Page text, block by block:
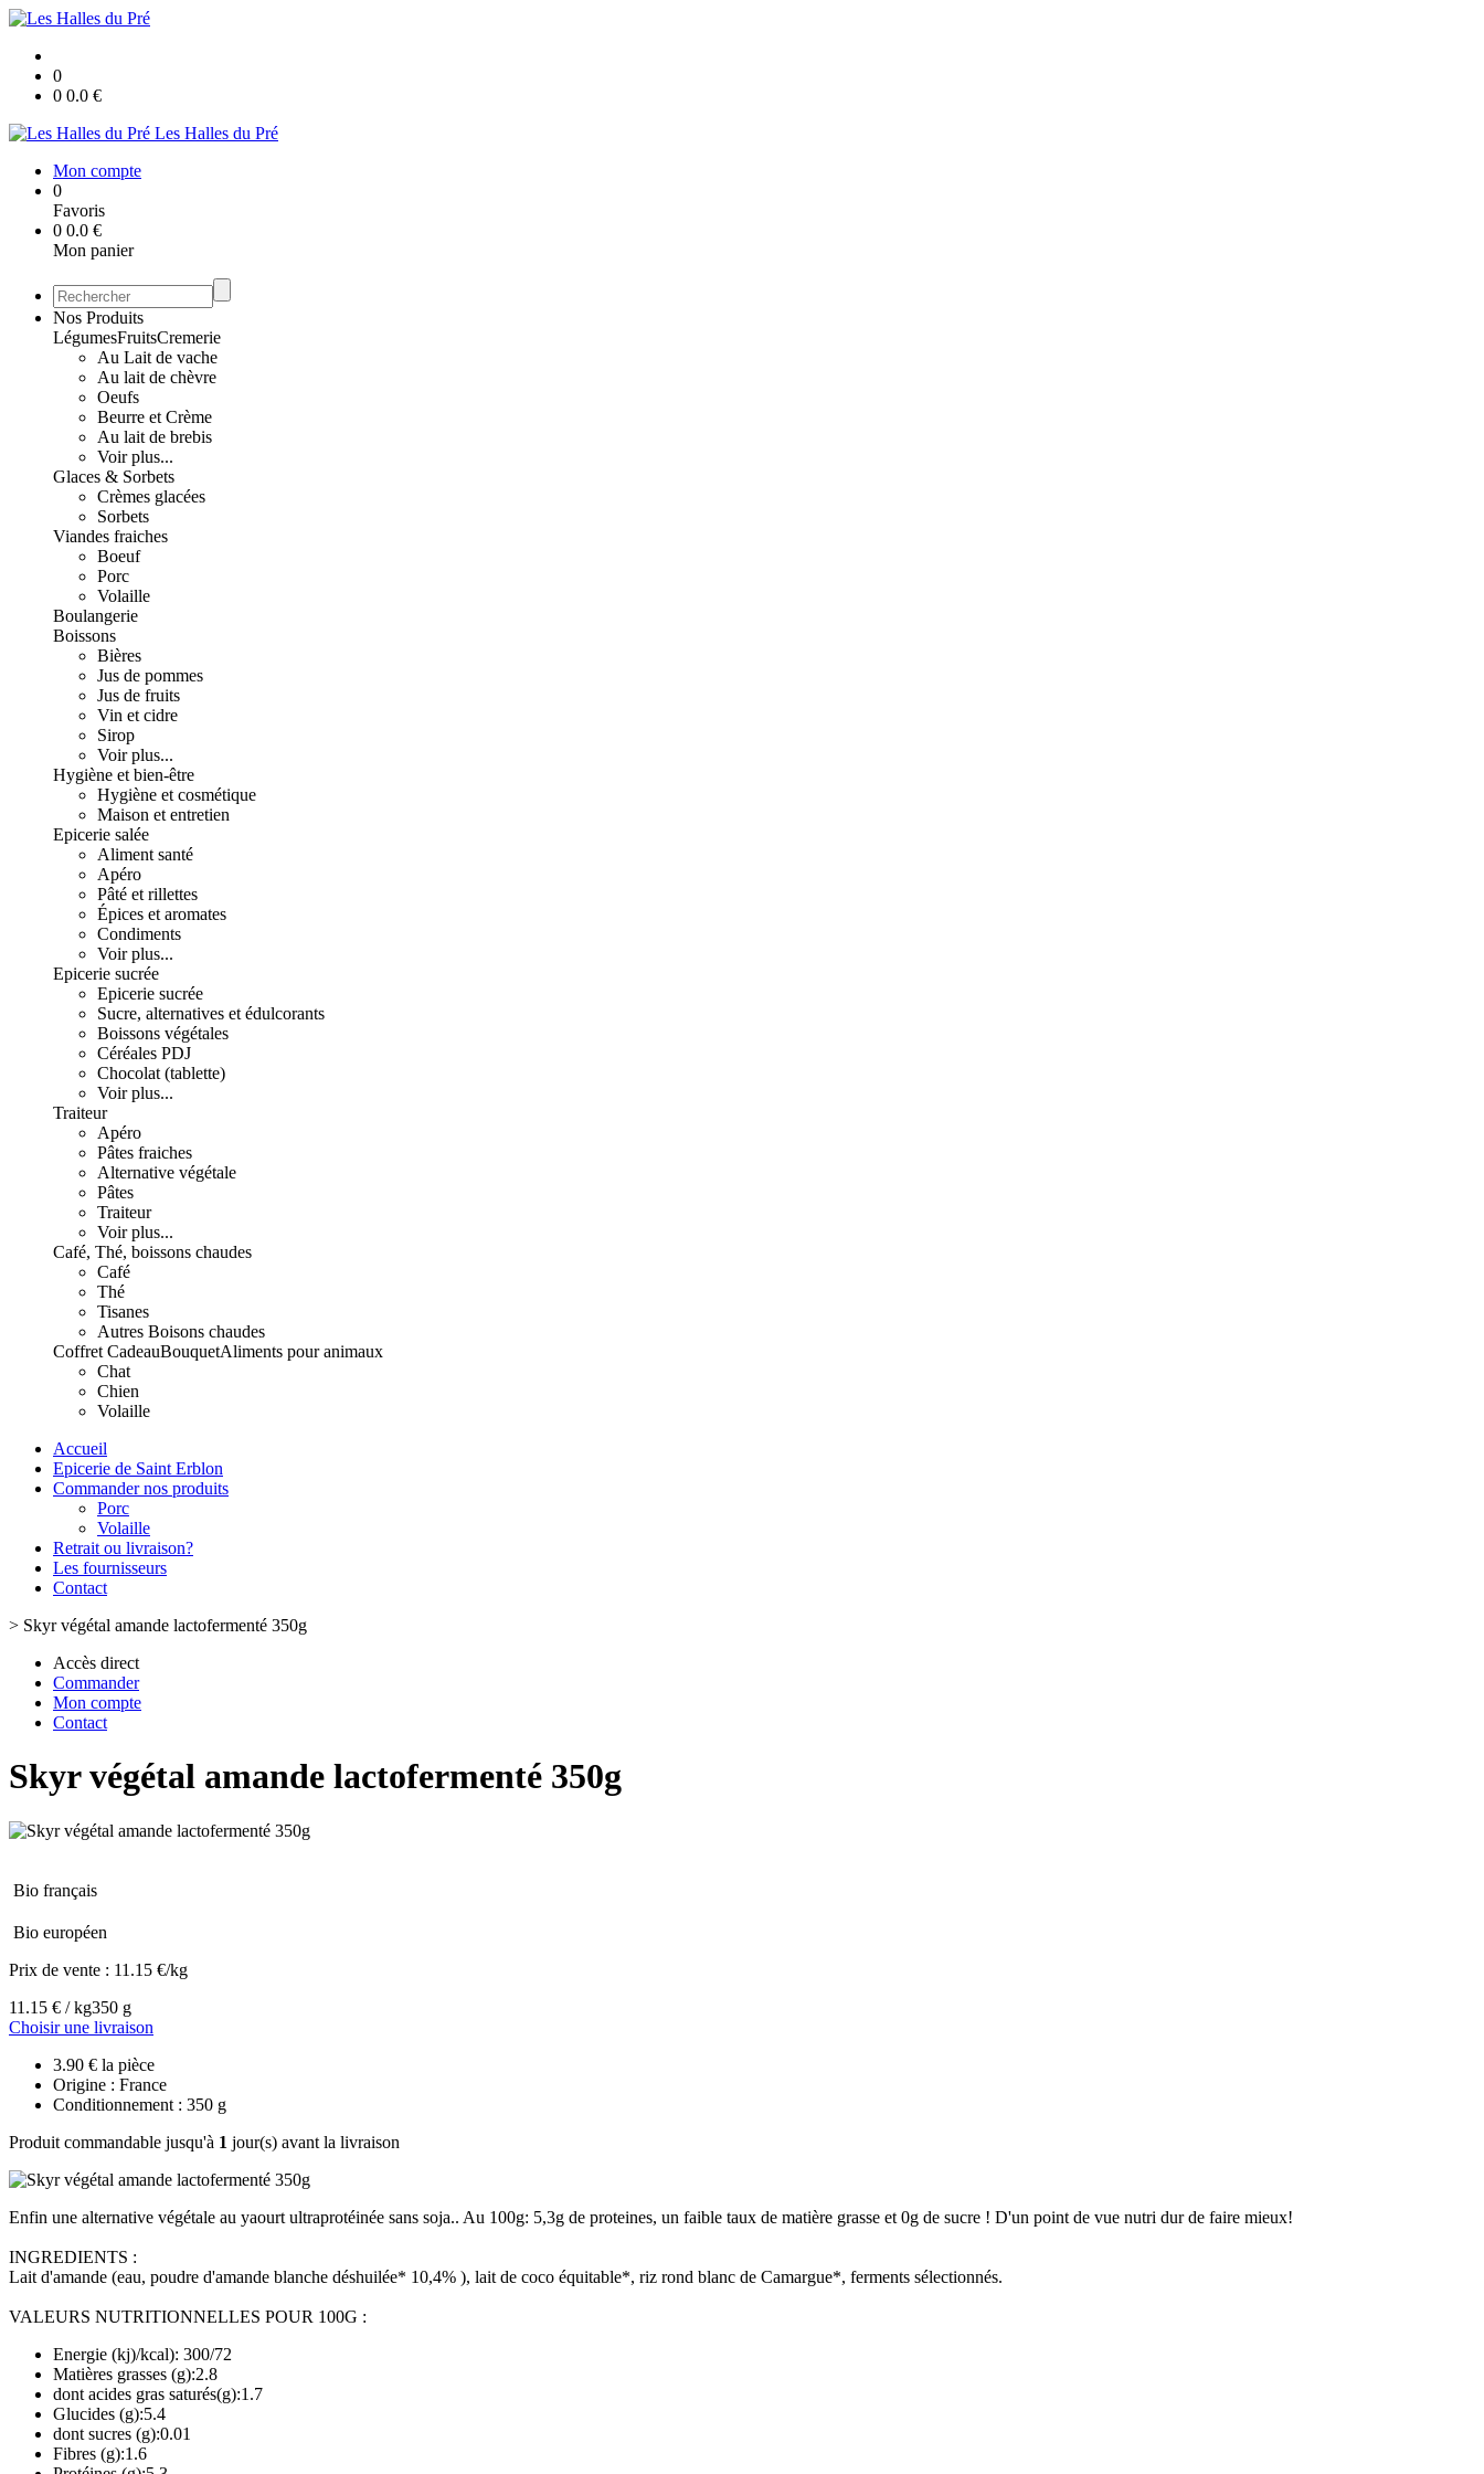
0
0 0.0 €
Les Halles du Pré
Mon compte
0
Favoris
0 0.0 €
Mon panier
Nos Produits
LégumesFruitsCremerie
Au Lait de vache
Au lait de chèvre
Oeufs
Beurre et Crème
Au lait de brebis
Voir plus...
Glaces & Sorbets
Crèmes glacées
Sorbets
Viandes fraiches
Boeuf
Porc
Volaille
Boulangerie
Boissons
Bières
Jus de pommes
Jus de fruits
Vin et cidre
Sirop
Voir plus...
Hygiène et bien-être
Hygiène et cosmétique
Maison et entretien
Epicerie salée
Aliment santé
Apéro
Pâté et rillettes
Épices et aromates
Condiments
Voir plus...
Epicerie sucrée
Epicerie sucrée
Sucre, alternatives et édulcorants
Boissons végétales
Céréales PDJ
Chocolat (tablette)
Voir plus...
Traiteur
Apéro
Pâtes fraiches
Alternative végétale
Pâtes
Traiteur
Voir plus...
Café, Thé, boissons chaudes
Café
Thé
Tisanes
Autres Boisons chaudes
Coffret CadeauBouquetAliments pour animaux
Chat
Chien
Volaille
Accueil
Epicerie de Saint Erblon
Commander nos produits
Porc
Volaille
Retrait ou livraison?
Les fournisseurs
Contact
> Skyr végétal amande lactofermenté 350g
Accès direct
Commander
Mon compte
Contact
Skyr végétal amande lactofermenté 350g
Bio français
Bio européen
Prix de vente : 11.15 €/kg
11.15 € / kg350 g
Choisir une livraison
3.90 € la pièce
Origine : France
Conditionnement : 350 g
Produit commandable jusqu'à 1 jour(s) avant la livraison
Enfin une alternative végétale au yaourt ultraprotéinée sans soja.. Au 100g: 5,3g de proteines, un faible taux de matière grasse et 0g de sucre ! D'un point de vue nutri dur de faire mieux!
INGREDIENTS :
Lait d'amande (eau, poudre d'amande blanche déshuilée* 10,4% ), lait de coco équitable*, riz rond blanc de Camargue*, ferments sélectionnés.
VALEURS NUTRITIONNELLES POUR 100G :
Energie (kj)/kcal): 300/72
Matières grasses (g):2.8
dont acides gras saturés(g):1.7
Glucides (g):5.4
dont sucres (g):0.01
Fibres (g):1.6